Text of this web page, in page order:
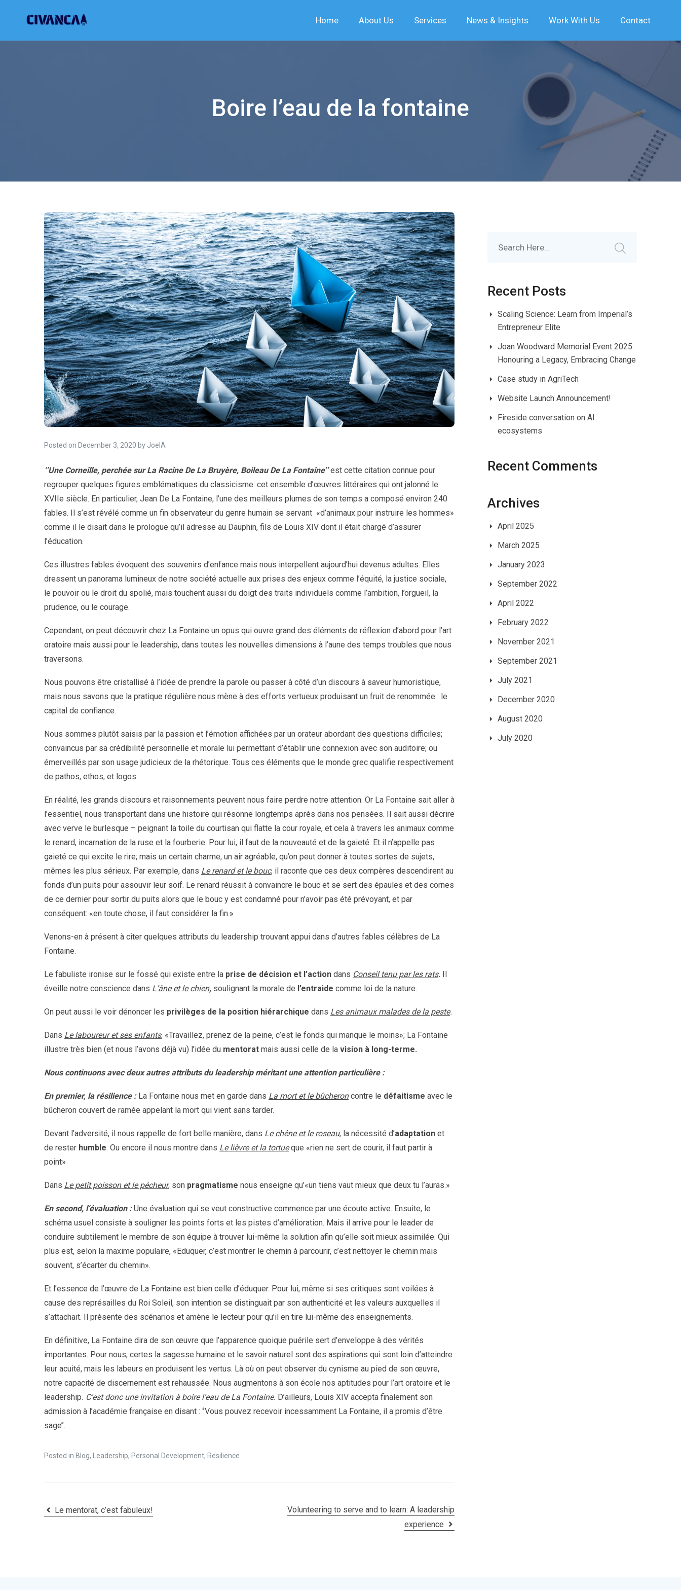
Civanca
Home About Us Services News & Insights Work With Us Contact
Boire l’eau de la fontaine
Posted on December 3, 2020 by JoelA
‘’Une Corneille, perchée sur La Racine De La Bruyère, Boileau De La Fontaine’’est cette citation connue pour
regrouper quelques figures emblématiques du classicisme: cet ensemble d’œuvres littéraires qui ont jalonné le
XVIIe siècle. En particulier, Jean De La Fontaine, l’une des meilleurs plumes de son temps a composé environ 240
fables. Il s’est révélé comme un fin observateur du genre humain se servant «d’animaux pour instruire les hommes»
comme il le disait dans le prologue qu’il adresse au Dauphin, fils de Louis XIV dont il était chargé d’assurer
l’éducation.
Ces illustres fables évoquent des souvenirs d’enfance mais nous interpellent aujourd’hui devenus adultes. Elles
dressent un panorama lumineux de notre société actuelle aux prises des enjeux comme l’équité, la justice sociale,
le pouvoir ou le droit du spolié, mais touchent aussi du doigt des traits individuels comme l’ambition, l’orgueil, la
prudence, ou le courage.
Cependant, on peut découvrir chez La Fontaine un opus qui ouvre grand des éléments de réflexion d’abord pour l’art
oratoire mais aussi pour le leadership, dans toutes les nouvelles dimensions à l’aune des temps troubles que nous
traversons.
Nous pouvons être cristallisé à l’idée de prendre la parole ou passer à côté d’un discours à saveur humoristique,
mais nous savons que la pratique régulière nous mène à des efforts vertueux produisant un fruit de renommée : le
capital de confiance.
Nous sommes plutôt saisis par la passion et l’émotion affichées par un orateur abordant des questions difficiles;
convaincus par sa crédibilité personnelle et morale lui permettant d’établir une connexion avec son auditoire; ou
émerveillés par son usage judicieux de la rhétorique. Tous ces éléments que le monde grec qualifie respectivement
de pathos, ethos, et logos.
En réalité, les grands discours et raisonnements peuvent nous faire perdre notre attention. Or La Fontaine sait aller à
l’essentiel, nous transportant dans une histoire qui résonne longtemps après dans nos pensées. Il sait aussi décrire
avec verve le burlesque – peignant la toile du courtisan qui flatte la cour royale, et cela à travers les animaux comme
le renard, incarnation de la ruse et la fourberie. Pour lui, il faut de la nouveauté et de la gaieté. Et il n’appelle pas
gaieté ce qui excite le rire; mais un certain charme, un air agréable, qu’on peut donner à toutes sortes de sujets,
mêmes les plus sérieux. Par exemple, dans Le renard et le bouc, il raconte que ces deux compères descendirent au
fonds d’un puits pour assouvir leur soif. Le renard réussit à convaincre le bouc et se sert des épaules et des cornes
de ce dernier pour sortir du puits alors que le bouc y est condamné pour n’avoir pas été prévoyant, et par
conséquent: «en toute chose, il faut considérer la fin.»
Venons-en à présent à citer quelques attributs du leadership trouvant appui dans d’autres fables célèbres de La
Fontaine.
Le fabuliste ironise sur le fossé qui existe entre la prise de décision et l’action dans Conseil tenu par les rats. Il
éveille notre conscience dans L’âne et le chien, soulignant la morale de l’entraide comme loi de la nature.
On peut aussi le voir dénoncer les privilèges de la position hiérarchique dans Les animaux malades de la peste.
Dans Le laboureur et ses enfants, «Travaillez, prenez de la peine, c’est le fonds qui manque le moins»; La Fontaine
illustre très bien (et nous l’avons déjà vu) l’idée du mentorat mais aussi celle de la vision à long-terme.
Nous continuons avec deux autres attributs du leadership méritant une attention particulière :
En premier, la résilience : La Fontaine nous met en garde dans La mort et le bûcheroncontre le défaitisme avec le
bûcheron couvert de ramée appelant la mort qui vient sans tarder.
Devant l’adversité, il nous rappelle de fort belle manière, dans Le chêne et le roseau, la nécessité d’adaptation et
de rester humble. Ou encore il nous montre dans Le lièvre et la tortueque «rien ne sert de courir, il faut partir à
point»
Dans Le petit poisson et le pécheur, son pragmatisme nous enseigne qu’«un tiens vaut mieux que deux tu l’auras.»
En second, l’évaluation :Une évaluation qui se veut constructive commence par une écoute active. Ensuite, le
schéma usuel consiste à souligner les points forts et les pistes d’amélioration. Mais il arrive pour le leader de
conduire subtilement le membre de son équipe à trouver lui-même la solution afin qu’elle soit mieux assimilée. Qui
plus est, selon la maxime populaire, «Eduquer, c’est montrer le chemin à parcourir, c’est nettoyer le chemin mais
souvent, s’écarter du chemin».
Et l’essence de l’œuvre de La Fontaine est bien celle d’éduquer. Pour lui, même si ses critiques sont voilées à
cause des représailles du Roi Soleil, son intention se distinguait par son authenticité et les valeurs auxquelles il
s’attachait. Il présente des scénarios et amène le lecteur pour qu’il en tire lui-même des enseignements.
En définitive, La Fontaine dira de son œuvre que l’apparence quoique puérile sert d’enveloppe à des vérités
importantes. Pour nous, certes la sagesse humaine et le savoir naturel sont des aspirations qui sont loin d’atteindre
leur acuité, mais les labeurs en produisent les vertus. Là où on peut observer du cynisme au pied de son œuvre,
notre capacité de discernement est rehaussée. Nous augmentons à son école nos aptitudes pour l’art oratoire et le
leadership. C’est donc une invitation à boire l’eau de La Fontaine. D’ailleurs, Louis XIV accepta finalement son
admission à l’académie française en disant : ‘’Vous pouvez recevoir incessamment La Fontaine, il a promis d’être
sage’’.
Posted in Blog, Leadership, Personal Development, Resilience
Le mentorat, c’est fabuleux!
Volunteering to serve and to learn: A leadership
experience
Recent Posts
Scaling Science: Learn from Imperial’s
Entrepreneur Elite
Joan Woodward Memorial Event 2025:
Honouring a Legacy, Embracing Change
Case study in AgriTech
Website Launch Announcement!
Fireside conversation on AI
ecosystems
Recent Comments
Archives
April 2025
March 2025
January 2023
September 2022
April 2022
February 2022
November 2021
September 2021
July 2021
December 2020
August 2020
July 2020